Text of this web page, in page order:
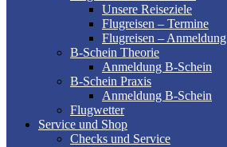
Unsere Reiseziele
Flugreisen – Termine
Flugreisen – Anmeldung
B-Schein Theorie
Anmeldung B-Schein
B-Schein Praxis
Anmeldung B-Schein
Flugwetter
Service und Shop
Checks und Service